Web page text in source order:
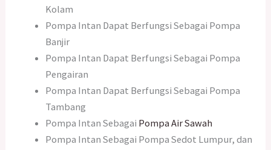
Kolam
Pompa Intan Dapat Berfungsi Sebagai Pompa
Banjir
Pompa Intan Dapat Berfungsi Sebagai Pompa
Pengairan
Pompa Intan Dapat Berfungsi Sebagai Pompa
Tambang
Pompa Intan Sebagai Pompa Air Sawah
Pompa Intan Sebagai Pompa Sedot Lumpur, dan